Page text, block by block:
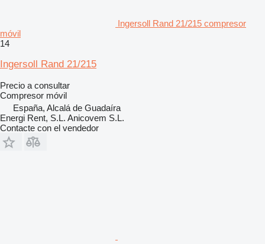
Ingersoll Rand 21/215 compresor
móvil
14
Ingersoll Rand 21/215
Precio a consultar
Compresor móvil
España, Alcalá de Guadaíra
Energi Rent, S.L. Anicovem S.L.
Contacte con el vendedor